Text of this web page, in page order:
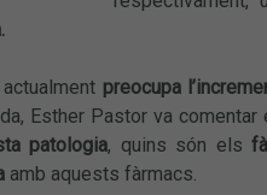
preocupa
Esther Pastor va
patologia, quins són els
amb aquests fàrmacs.